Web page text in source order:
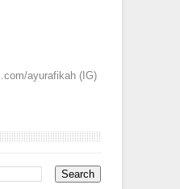
ayurafikah (IG)